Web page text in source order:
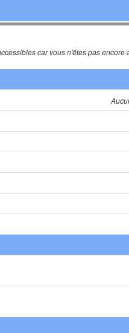
car vous n'êtes pas encore